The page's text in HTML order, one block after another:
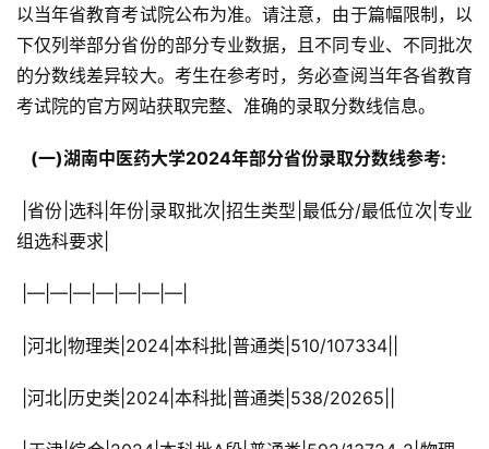
以当年省教育考试院公布为准。请注意，由于篇幅限制，以
下仅列举部分省份的部分专业数据，且不同专业、不同批次
的分数线差异较大。考生在参考时，务必查阅当年各省教育
考试院的官方网站获取完整、准确的录取分数线信息。
  (一)湖南中医药大学2024年部分省份录取分数线参考:
组选科要求|
|—|—|—|—|—|—|—|
|河北|物理类|2024|本科批|普通类|510/107334||
|河北|历史类|2024|本科批|普通类|538/20265||